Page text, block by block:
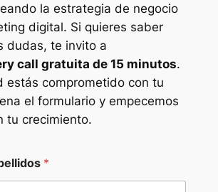
la estrategia de negocio
digital. Si quieres saber
dudas, te invito a
call gratuita de 15 minutos.
estás comprometido con tu
el formulario y empecemos
tu crecimiento.
*